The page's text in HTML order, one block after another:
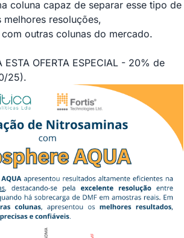
coluna capaz de separar esse tipo de
resoluções,
outras colunas do mercado.
ESTA OFERTA ESPECIAL - 20% de
25).